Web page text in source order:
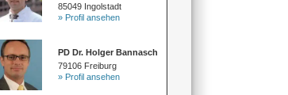
85049 Ingolstadt
» Profil ansehen
PD Dr. Holger Bannasch
79106 Freiburg
» Profil ansehen